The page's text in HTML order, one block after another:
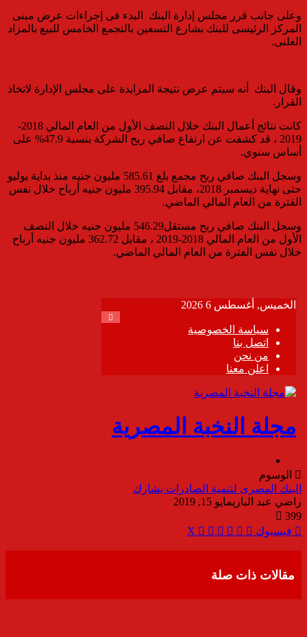
وعلى جانب قرر مجلس إدارة البنك البدء فى إجراءات عرض مبنى
المركز الرئيسى للبنك بشارع التسعين بالتجمع الخامس للبيع بالمزاد
العلنى.
وقال البنك أنه سيتم عرض نتيجة المزايدة على مجلس الإدارة لاتخاذ
القرار.
كانت نتائج أعمال البنك خلال النصف الأول من العام المالي 2018-
2019 ، قد كشفت عن ارتفاع صافي ربح الشركة بنسبة 47.9% على
أساس سنوي.
وسجل البنك صافي ربح مجمع بلغ 585.61 مليون جنيه منذ بداية يوليو
حتى نهاية ديسمبر 2018، مقابل 395.94 مليون جنيه أرباح خلال نفس
الفترة من العام المالي الماضي.
وسجل البنك صافي ربح مستقل546.29 مليون جنيه خلال النصف
الأول من العام المالي 2018-2019 ، مقابل 362.72 مليون جنيه أرباح
خلال نفس الفترة من العام المالي الماضي.
الوسوم
البنك المصرى لتنمية الصادرات يشارك
راضي عبد الباريمايو 15, 2019
399
فيسبوك
‫X
واتساب
تيلقرامڤايبر
مشاركة
مقالات ذات صلة